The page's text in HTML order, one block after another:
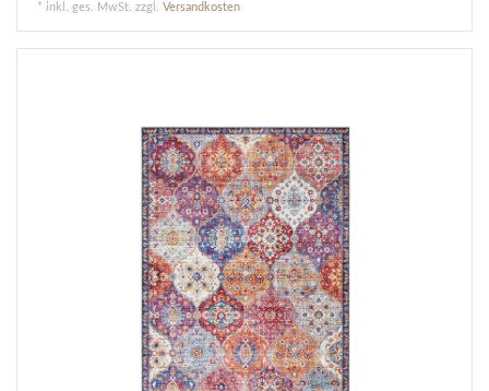
* inkl. ges. MwSt. zzgl.Versandkosten